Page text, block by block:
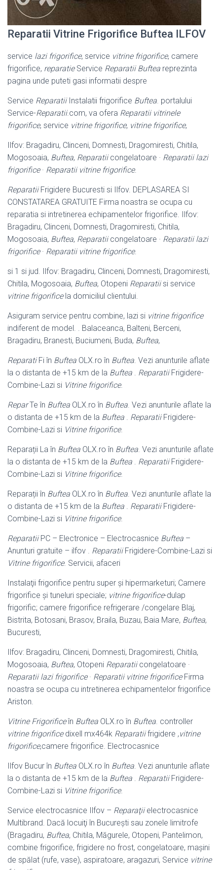
Reparatii Vitrine Frigorifice Buftea ILFOV
service lazi frigorifice, service vitrine frigorifice, camere
frigorifice, reparatieService Reparatii Buftea reprezinta
pagina unde puteti gasi informatii despre
Service ReparatiiInstalatii frigorifice Buftea. portalului
Service-Reparatii.com, va ofera Reparatii vitrinele
frigorifice, service vitrine frigorifice, vitrine frigorifice,
Ilfov: Bragadiru, Clinceni, Domnesti, Dragomiresti, Chitila,
Mogosoaia, Buftea, Reparatiicongelatoare · Reparatii lazi
frigorifice· Reparatii vitrine frigorifice.
ReparatiiFrigidere Bucuresti si Ilfov. DEPLASAREA SI
CONSTATAREA GRATUITE Firma noastra se ocupa cu
reparatia si intretinerea echipamentelor frigorifice. Ilfov:
Bragadiru, Clinceni, Domnesti, Dragomiresti, Chitila,
Mogosoaia, Buftea, Reparatiicongelatoare · Reparatii lazi
frigorifice· Reparatii vitrine frigorifice.
si 1 si jud. Ilfov: Bragadiru, Clinceni, Domnesti, Dragomiresti,
Chitila, Mogosoaia, Buftea, Otopeni Reparatiisi service
vitrine frigorificela domiciliul clientului.
Asiguram service pentru combine, lazi si vitrine frigorifice
indiferent de model. . Balaceanca, Balteni, Berceni,
Bragadiru, Branesti, Buciumeni, Buda, Buftea,
ReparatiFi în Buftea OLX.ro în Buftea. Vezi anunturile aflate
la o distanta de +15 km de la Buftea . ReparatiiFrigidere-
Combine-Lazi si Vitrine frigorifice.
ReparTe în Buftea OLX.ro în Buftea. Vezi anunturile aflate la
o distanta de +15 km de la Buftea . ReparatiiFrigidere-
Combine-Lazi si Vitrine frigorifice.
Reparații La în Buftea OLX.ro în Buftea. Vezi anunturile aflate
la o distanta de +15 km de la Buftea . ReparatiiFrigidere-
Combine-Lazi si Vitrine frigorifice.
Reparații în Buftea OLX.ro în Buftea. Vezi anunturile aflate la
o distanta de +15 km de la Buftea . ReparatiiFrigidere-
Combine-Lazi si Vitrine frigorifice.
ReparatiiPC – Electronice – Electrocasnice Buftea –
Anunturi gratuite – ilfov . ReparatiiFrigidere-Combine-Lazi si
Vitrine frigorifice. Servicii, afaceri
Instalaţii frigorifice pentru super şi hipermarketuri; Camere
frigorifice şi tuneluri speciale; vitrine frigorifice-dulap
frigorific; camere frigorifice refrigerare /congelare Blaj,
Bistrita, Botosani, Brasov, Braila, Buzau, Baia Mare, Buftea,
Bucuresti,
Ilfov: Bragadiru, Clinceni, Domnesti, Dragomiresti, Chitila,
Mogosoaia, Buftea, Otopeni Reparatiicongelatoare ·
Reparatii lazi frigorifice· Reparatii vitrine frigorificeFirma
noastra se ocupa cu intretinerea echipamentelor frigorifice
Ariston.
Vitrine Frigorificeîn Buftea OLX.ro în Buftea. controller
vitrine frigorificedixell mx464k Reparatiifrigidere ,vitrine
frigorifice,camere frigorifice. Electrocasnice
Ilfov Bucur în Buftea OLX.ro în Buftea. Vezi anunturile aflate
la o distanta de +15 km de la Buftea . ReparatiiFrigidere-
Combine-Lazi si Vitrine frigorifice.
Service electrocasnice Ilfov – Reparaţiielectrocasnice
Multibrand. Dacă locuiţi în Bucureşti sau zonele limitrofe
(Bragadiru, Buftea, Chitila, Măgurele, Otopeni, Pantelimon,
combine frigorifice, frigidere no frost, congelatoare, maşini
de spălat (rufe, vase), aspiratoare, aragazuri, Service vitrine